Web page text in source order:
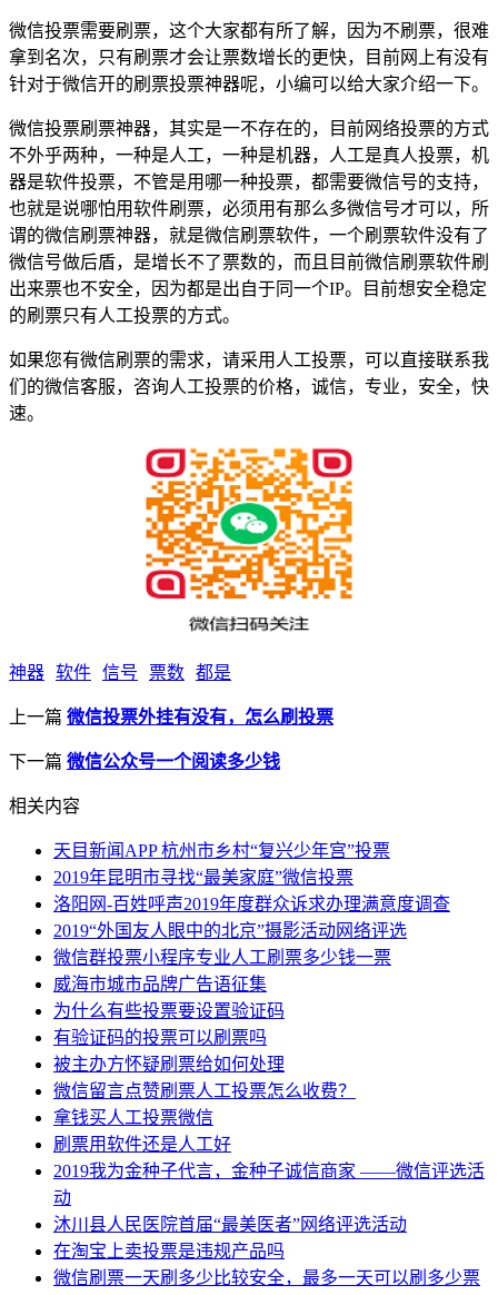
微信投票需要刷票，这个大家都有所了解，因为不刷票，很难
拿到名次，只有刷票才会让票数增长的更快，目前网上有没有
针对于微信开的刷票投票神器呢，小编可以给大家介绍一下。
微信投票刷票神器，其实是一不存在的，目前网络投票的方式
不外乎两种，一种是人工，一种是机器，人工是真人投票，机
器是软件投票，不管是用哪一种投票，都需要微信号的支持，
也就是说哪怕用软件刷票，必须用有那么多微信号才可以，所
谓的微信刷票神器，就是微信刷票软件，一个刷票软件没有了
微信号做后盾，是增长不了票数的，而且目前微信刷票软件刷
出来票也不安全，因为都是出自于同一个IP。目前想安全稳定
的刷票只有人工投票的方式。
如果您有微信刷票的需求，请采用人工投票，可以直接联系我
们的微信客服，咨询人工投票的价格，诚信，专业，安全，快
速。
神器 软件 信号 票数 都是
上一篇 微信投票外挂有没有，怎么刷投票
下一篇 微信公众号一个阅读多少钱
相关内容
天目新闻APP 杭州市乡村“复兴少年宫”投票
2019年昆明市寻找“最美家庭”微信投票
洛阳网-百姓呼声2019年度群众诉求办理满意度调查
2019“外国友人眼中的北京”摄影活动网络评选
微信群投票小程序专业人工刷票多少钱一票
威海市城市品牌广告语征集
为什么有些投票要设置验证码
有验证码的投票可以刷票吗
被主办方怀疑刷票给如何处理
微信留言点赞刷票人工投票怎么收费？
拿钱买人工投票微信
刷票用软件还是人工好
2019我为金种子代言，金种子诚信商家 ——微信评选活
动
沐川县人民医院首届“最美医者”网络评选活动
在淘宝上卖投票是违规产品吗
微信刷票一天刷多少比较安全，最多一天可以刷多少票